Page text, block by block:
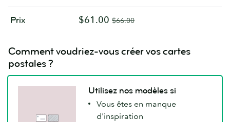
Prix $61.00 $66.00
Comment voudriez-vous créer vos cartes
postales ?
Utilisez nos modèles si
Vous êtes en manque
d'inspiration